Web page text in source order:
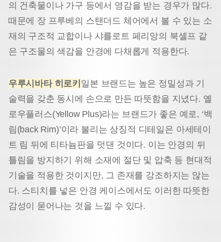
의 건축물이나 가구 등에서 영감을 받는 경우가 많다.
때문에 장 프루베의 스탠더드 체어에서 볼 수 있는 소
재의 구조적 교합이나 샤를로트 페리앙의 북셸프 같
은 구조물의 색감을 안경에 다채롭게 적용한다.
우루시바타 히로키 일본 브랜드는 높은 정밀성과 기
술력을 갖춘 동시에 손으로 만든 따뜻함을 지녔다. 옐
로우플러스(Yellow Plus)라는 브랜드가 좋은 예로, ‘백
림(back Rim)’이라 불리는 상징적 디테일은 아세테이
트 림 뒤에 티타늄판을 덧댄 것이다. 이는 안경의 뒤
틀림을 방지하기 위해 소재에 절단 및 압축 등 현대적
기술을 적용한 것이지만, 그 존재를 강조하지는 않는
다. 스티치를 넣은 안경 케이스에서도 이러한 따뜻한
감성이 묻어나는 것을 느낄 수 있다.